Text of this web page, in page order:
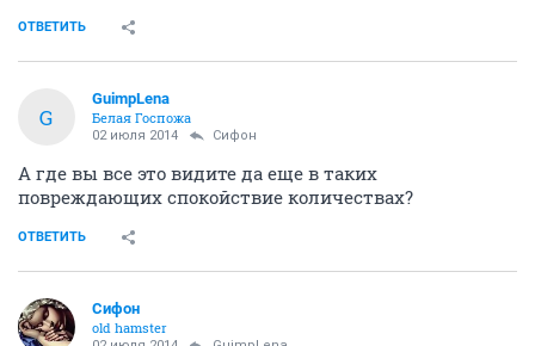
ОТВЕТИТЬ
G
GuimpLena
Белая Госпожа
02 июля 2014 Сифон
А где вы все это видите да еще в таких
повреждающих спокойствие количествах?
ОТВЕТИТЬ
Сифон
old hamster